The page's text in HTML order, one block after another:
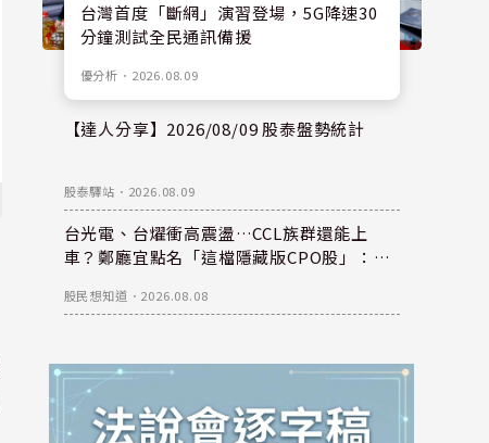
台灣首度「斷網」演習登場，5G降速30
分鐘測試全民通訊備援
優分析 ． 2026.08.09
【達人分享】2026/08/09 股泰盤勢統計
股泰驛站 ． 2026.08.09
台光電、台燿衝高震盪…CCL族群還能上
車？鄭廳宜點名「這檔隱藏版CPO股」：每
股民想知道 ． 2026.08.08